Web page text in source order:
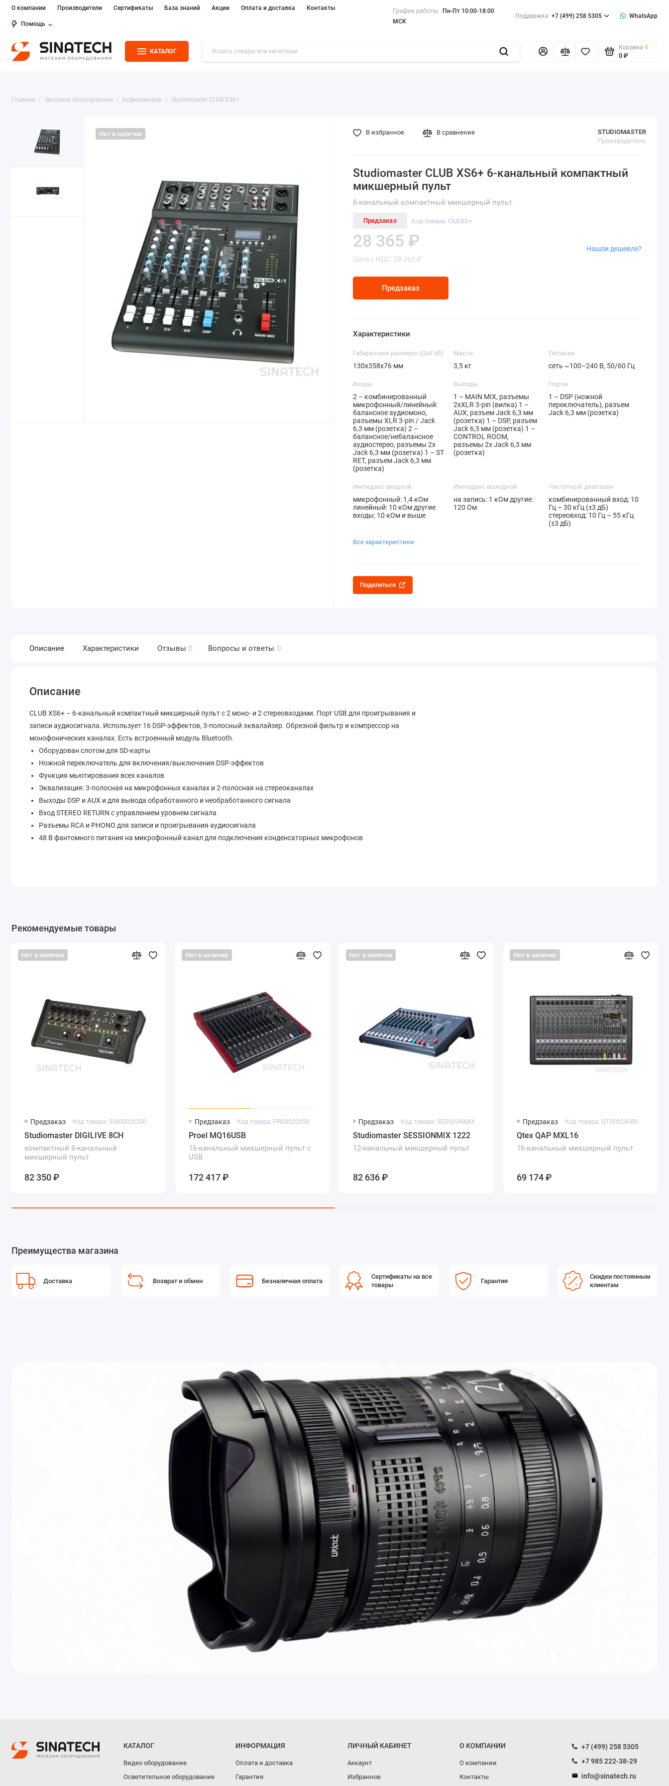
О компании Производители Сертификаты База знаний Акции Оплата и доставка Контакты
Помощь
График работы
Пн-Пт 10:00-18:00
МСК
Поддержка +7 (499) 258 5305 WhatsApp
КАТАЛОГ
Корзина 0
0 ₽
Главная Звуковое оборудование Аудиомикшер Studiomaster CLUB XS6+
Нет в наличии
Studiomaster CLUB XS6+ 6-канальный компактный
микшерный пульт
6-канальный компактный микшерный пульт
Предзаказ Код товара: ClubXS+
STUDIOMASTER
Производитель
28 365 ₽
Цена с НДС: 28 365 ₽
Предзаказ
Нашли дешевле?
В избранное В сравнение
Характеристики
Габаритные размеры (ШxГxВ)
130x358x76 мм
Масса
3,5 кг
Питание
сеть ~100–240 В, 50/60 Гц
Входы
2 – комбинированный
микрофонный/линейный:
балансное аудиомоно,
разъемы XLR 3-pin / Jack
6,3 мм (розетка) 2 –
балансное/небалансное
аудиостерео, разъемы 2x
Jack 6,3 мм (розетка) 1 – ST
RET, разъем Jack 6,3 мм
(розетка)
Выходы
1 – MAIN MIX, разъемы
2xXLR 3-pin (вилка) 1 –
AUX, разъем Jack 6,3 мм
(розетка) 1 – DSP, разъем
Jack 6,3 мм (розетка) 1 –
CONTROL ROOM,
разъемы 2x Jack 6,3 мм
(розетка)
Порты
1 – DSP (ножной
переключатель), разъем
Jack 6,3 мм (розетка)
Импеданс входной
микрофонный: 1,4 кОм
линейный: 10 кОм другие
входы: 10 кОм и выше
Импеданс выходной
на запись: 1 кОм другие:
120 Ом
Частотный диапазон
комбинированный вход: 10
Гц – 30 кГц (±3 дБ)
стереовход: 10 Гц – 55 кГц
(±3 дБ)
Все характеристики
Поделиться
Описание Характеристики Отзывы 0 Вопросы и ответы 0
Описание
CLUB XS6+ – 6-канальный компактный микшерный пульт с 2 моно- и 2 стереовходами. Порт USB для проигрывания и
записи аудиосигнала. Использует 16 DSP-эффектов, 3-полосный эквалайзер. Обрезной фильтр и компрессор на
монофонических каналах. Есть встроенный модуль Bluetooth.
Оборудован слотом для SD-карты
Ножной переключатель для включения/выключения DSP-эффектов
Функция мьютирования всех каналов
Эквализация: 3-полосная на микрофонных каналах и 2-полосная на стереоканалах
Выходы DSP и AUX и для вывода обработанного и необработанного сигнала
Вход STEREO RETURN с управлением уровнем сигнала
Разъемы RCA и PHONO для записи и проигрывания аудиосигнала
48 В фантомного питания на микрофонный канал для подключения конденсаторных микрофонов
Рекомендуемые товары
Нет в наличии
Предзаказ Код товара: SM00026250
Studiomaster DIGILIVE 8СH
компактный 8-канальный
микшерный пульт
82 350 ₽
Нет в наличии
Предзаказ Код товара: PR00020058
Proel MQ16USB
16-канальный микшерный пульт с
USB
172 417 ₽
Нет в наличии
Предзаказ Код товара: SESSIONMIX
Studiomaster SESSIONMIX 1222
12-канальный микшерный пульт
82 636 ₽
Нет в наличии
Предзаказ Код товара: QT00024089
Qtex QAP MXL16
16-канальный микшерный пульт
69 174 ₽
Преимущества магазина
Доставка Возврат и обмен Безналичная оплата
Сертификаты на все
товары
Гарантия
Скидки постоянным
клиентам
КАТАЛОГ
Видео оборудование
Осветительное оборудование
ИНФОРМАЦИЯ
Оплата и доставка
Гарантия
ЛИЧНЫЙ КАБИНЕТ
Аккаунт
Избранное
О КОМПАНИИ
О компании
Контакты
+7 (499) 258 5305
+7 985 222-38-29
info@sinatech.ru